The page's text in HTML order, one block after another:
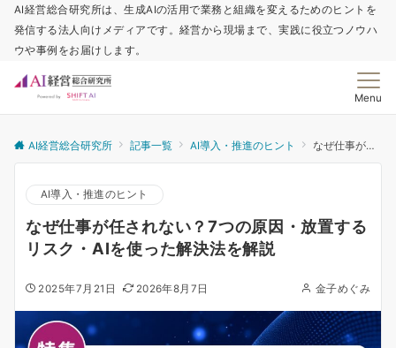
AI経営総合研究所は、生成AIの活用で業務と組織を変えるためのヒントを
発信する法人向けメディアです。経営から現場まで、実践に役立つノウハ
ウや事例をお届けします。
Menu
AI経営総合研究所 記事一覧 AI導入・推進のヒント なぜ仕事が任されない？7つの原因・放置するリスク・AIを使った解決法を解説
AI導入・推進のヒント
なぜ仕事が任されない？7つの原因・放置する
リスク・AIを使った解決法を解説
2025年7月21日 2026年8月7日 金子めぐみ